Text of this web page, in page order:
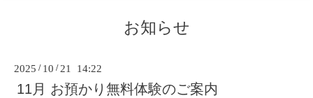
お知らせ
2025 / 10 / 21 14:22
11月 お預かり無料体験のご案内